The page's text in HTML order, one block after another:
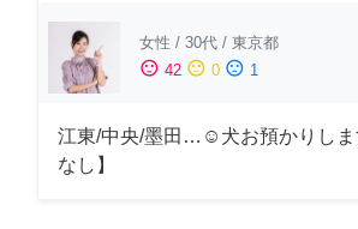
女性 / 30代 / 東京都
sentiment_satisfied 42 sentiment_neutral 0 sentiment_dissatisfied 1
江東/中央/墨田…☺︎犬お預かりし
なし】